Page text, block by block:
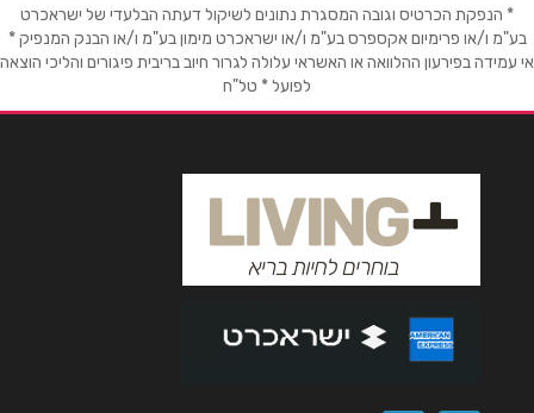
טלפון*
אנא חזרו אלי בקשר ל...
* הנפקת הכרטיס וגובה המסגרת נתונים לשיקול דעתה הבלעדי של ישראכרט
בע"מ ו/או פרימיום אקספרס בע"מ ו/או ישראכרט מימון בע"מ ו/או הבנק המנפיק *
אי עמידה בפירעון ההלוואה או האשראי עלולה לגרור חיוב בריבית פיגורים והליכי הוצאה
לפועל * טל"ח